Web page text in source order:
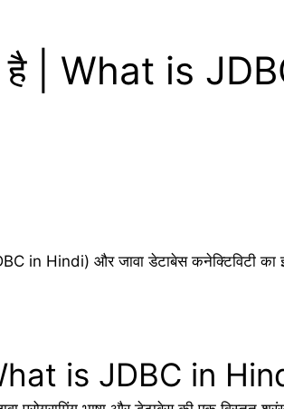
है | What is
in Hindi) और जावा डेटाबेस कनेक्टिविटी का
is JDBC in